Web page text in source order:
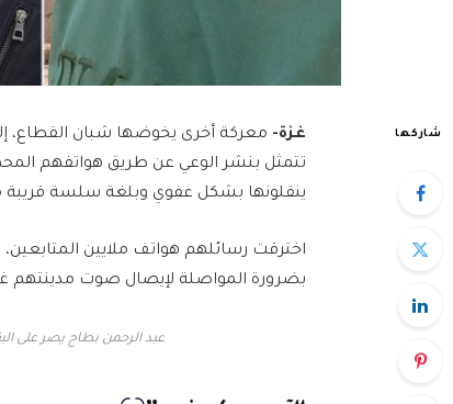
شاركها غزة- معركة أخرى يخوضها شبان القطاع،
تتمثل بنشر الوعي عن طريق هواتفهم
ينقلونها بشكل عفوي وبلغة سلسة قريبة
اخترقت رسائلهم هواتف ملايين
بضرورة المواصلة لإيصال صوت مدينتهم
عبد الرحمن بطاح يصر على